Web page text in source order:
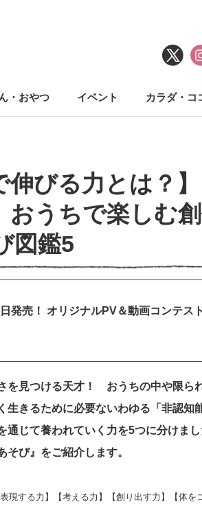
・おやつ イベント カラダ・コ
伸びる力とは？
おうちで楽しむ
図鑑5
発売！ オリジナルPV＆動画コンテス
を見つける天才！ おうちの中や限ら
きるために必要ないわゆる「非認知
通じて養われていく力を5つに分けまし
そび』をご紹介します。
する力】【考える力】【創り出す力】【体を